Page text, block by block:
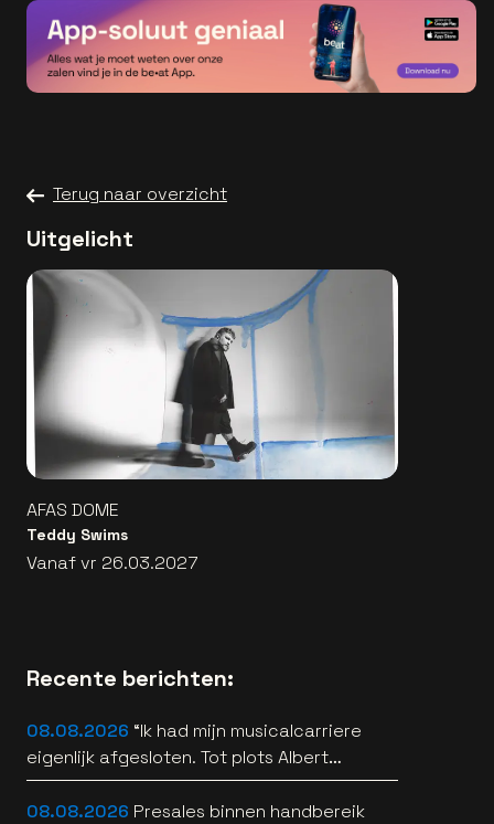
Terug naar overzicht
Uitgelicht
AFAS DOME
Teddy Swims
Vanaf vr 26.03.2027
Recente berichten:
08.08.2026 “Ik had mijn musicalcarriere
eigenlijk afgesloten. Tot plots Albert
Verlinde belde” [interview]
08.08.2026 Presales binnen handbereik